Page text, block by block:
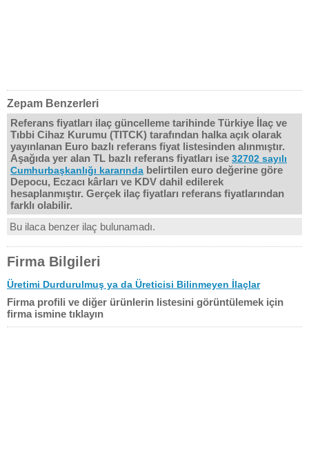
Zepam Benzerleri
Referans fiyatları ilaç güncelleme tarihinde Türkiye İlaç ve
Tıbbi Cihaz Kurumu (TITCK) tarafından halka açık olarak
yayınlanan Euro bazlı referans fiyat listesinden alınmıştır.
Aşağıda yer alan TL bazlı referans fiyatları ise 32702 sayılı
Cumhurbaşkanlığı kararında belirtilen euro değerine göre
Depocu, Eczacı kârları ve KDV dahil edilerek
hesaplanmıştır. Gerçek ilaç fiyatları referans fiyatlarından
farklı olabilir.
Bu ilaca benzer ilaç bulunamadı.
Firma Bilgileri
Üretimi Durdurulmuş ya da Üreticisi Bilinmeyen İlaçlar
Firma profili ve diğer ürünlerin listesini görüntülemek için
firma ismine tıklayın